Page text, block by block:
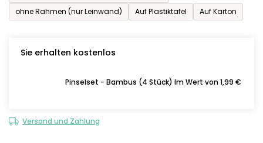
ohne Rahmen (nur Leinwand)
Auf Plastiktafel Auf Karton
Sie erhalten kostenlos
Pinselset - Bambus (4 Stück) Im Wert von 1,99 €
Versand und Zahlung